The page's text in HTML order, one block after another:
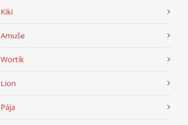
Kiki
Amuše
Wortík
Lion
Pája